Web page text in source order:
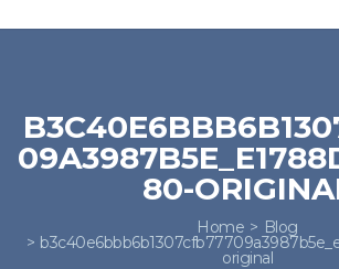
80-
Home Blog
original